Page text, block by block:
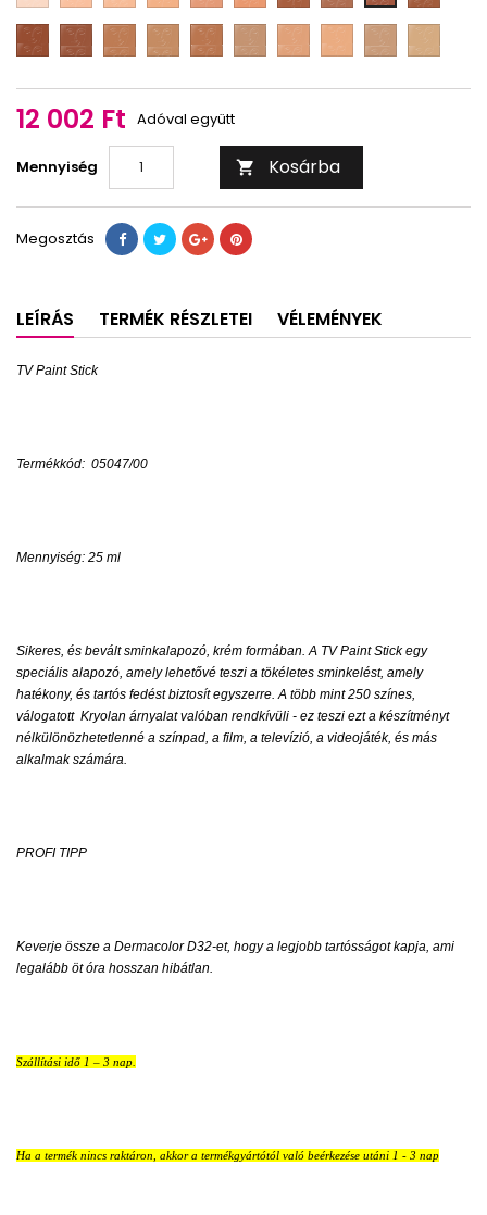
11W 12W
FS
36
FS
38
FS
40
FS
45
FS
54
177
NB ivory
12 002 Ft Adóval együtt
Mennyiség  Kosárba
Megosztás
LEÍRÁS TERMÉK RÉSZLETEI VÉLEMÉNYEK
TV Paint Stick
Termékkód: 05047/00
Mennyiség: 25 ml
Sikeres, és bevált sminkalapozó, krém formában. A TV Paint Stick egy
speciális alapozó, amely lehetővé teszi a tökéletes sminkelést, amely
hatékony, és tartós fedést biztosít egyszerre. A több mint 250 színes,
válogatott Kryolan árnyalat valóban rendkívüli - ez teszi ezt a készítményt
nélkülönözhetetlenné a színpad, a film, a televízió, a videojáték, és más
alkalmak számára.
PROFI TIPP
Keverje össze a Dermacolor D32-et, hogy a legjobb tartósságot kapja, ami
legalább öt óra hosszan hibátlan.
Szállítási idő 1 – 3 nap.
Ha a termék nincs raktáron, akkor a termékgyártótól való beérkezése utáni 1 - 3 nap